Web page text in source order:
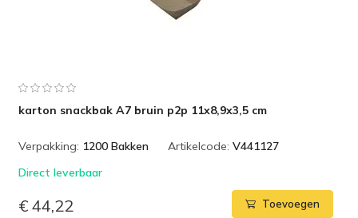
karton snackbak A7 bruin p2p 11x8,9x3,5 cm
Verpakking: 1200 Bakken Artikelcode: V441127
Direct leverbaar
€ 44,22 Toevoegen